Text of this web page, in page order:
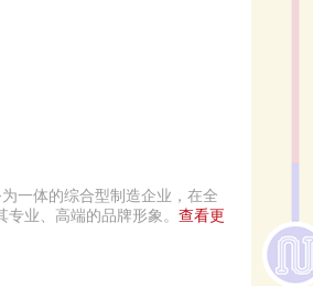
一体的综合型制造企业，在全
业、高端的品牌形象。 查看更